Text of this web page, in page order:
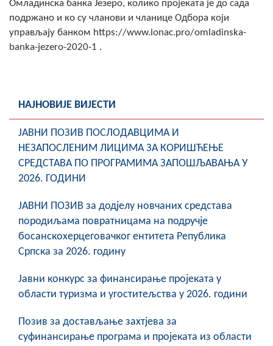
COVID 19
Геоистраживања
Пољопривреда
Туризам
Спорт
ЦИВИЛНА ЗАШТИТА
КОНТАКТ
Омладинска банка Језеро, колико пројеката је до сада
подржано и ко су чланови и чланице Одбора који
управљају банком https://www.lonac.pro/omladinska-
banka-jezero-2020-1 .
НАЈНОВИЈЕ ВИЈЕСТИ
ЈАВНИ ПОЗИВ ПОСЛОДАВЦИМА И
НЕЗАПОСЛЕНИМ ЛИЦИМА ЗА КОРИШЋЕЊЕ
СРЕДСТАВА ПО ПРОГРАМИМА ЗАПОШЉАВАЊА У
2026. ГОДИНИ
ЈАВНИ ПОЗИВ за додјелу новчаних средстава
породиљама повратницама на подручје
босанскохерцеговачког ентитета Република
Српска за 2026. годину
Јавни конкурс за финансирање пројеката у
области туризма и угоститељства у 2026. години
Позив за достављање захтјева за
суфинансирање програма и пројеката из области